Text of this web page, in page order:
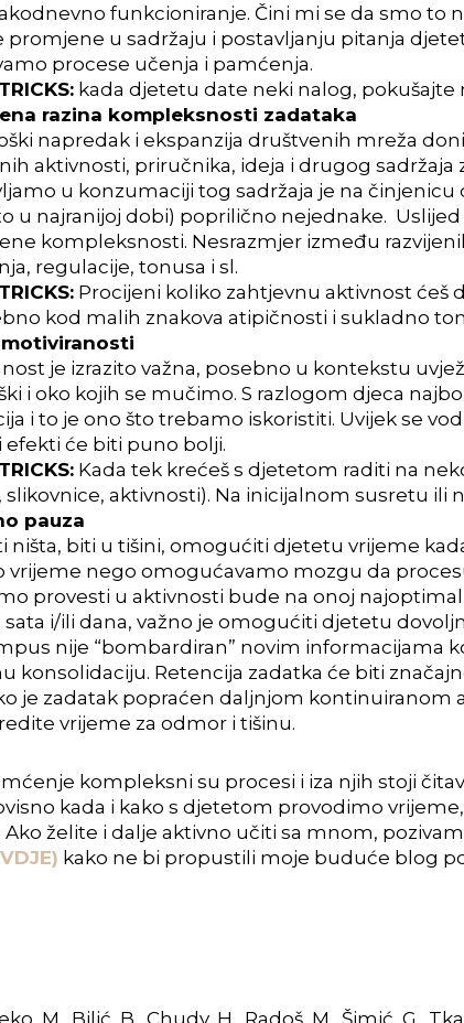
funkcioniranje. Čini mi se da smo to
promjene u sadržaju i postavljanju pitanja
procese učenja i pamćenja.
kada djetetu date neki nalog,
razina kompleksnosti zadataka
napredak i ekspanzija društvenih mreža
aktivnosti, priručnika, ideja i drugog
u konzumaciji tog sadržaja je na
u najranijoj dobi) poprilično nejednake.
kompleksnosti. Nesrazmjer između
regulacije, tonusa i sl.
Procijeni koliko zahtjevnu aktivnost
kod malih znakova atipičnosti i sukladno
motiviranosti
je izrazito važna, posebno u kontekstu
i oko kojih se mučimo. S razlogom djeca
i to je ono što trebamo iskoristiti. Uvijek se
efekti će biti puno bolji.
Kada tek krećeš s djetetom raditi na
slikovnice, aktivnosti). Na inicijalnom susretu ili
pauza
ništa, biti u tišini, omogućiti djetetu vrijeme
vrijeme nego omogućavamo mozgu da
provesti u aktivnosti bude na onoj
i/ili dana, važno je omogućiti djetetu
nije “bombardiran” novim informacijama
konsolidaciju. Retencija zadatka će biti
je zadatak popraćen daljnjom kontinuiranom
vrijeme za odmor i tišinu.
kompleksni su procesi i iza njih stoji
kada i kako s djetetom provodimo
Ako želite i dalje aktivno učiti sa mnom,
kako ne bi propustili moje buduće blog
M., Bilić, B., Chudy, H., Radoš, M., Šimić, G.,